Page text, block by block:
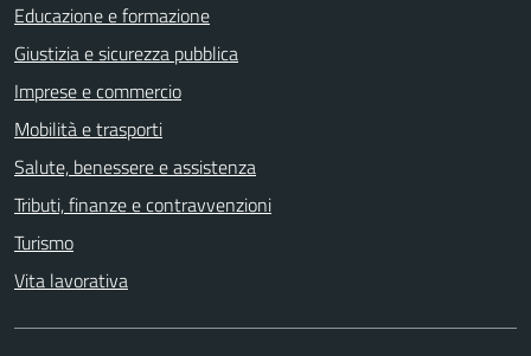
Educazione e formazione
Giustizia e sicurezza pubblica
Imprese e commercio
Mobilità e trasporti
Salute, benessere e assistenza
Tributi, finanze e contravvenzioni
Turismo
Vita lavorativa